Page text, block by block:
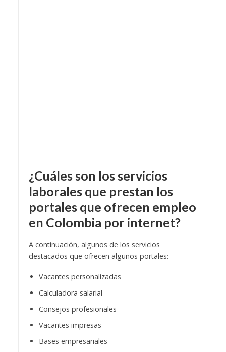
¿Cuáles son los servicios
laborales que prestan los
portales que ofrecen empleo
en Colombia por internet?
A continuación, algunos de los servicios
destacados que ofrecen algunos portales:
Vacantes personalizadas
Calculadora salarial
Consejos profesionales
Vacantes impresas
Bases empresariales